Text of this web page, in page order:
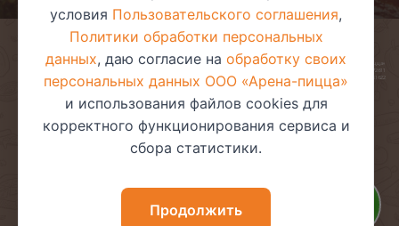
© 2025 ООО «Арена-пицца»
УНП 391272611
Магазин зарегистрирован в торговом реестре 08.05.2017 №381622
Политика видеонаблюдения
Политика в отношении
обработки файлов cookie
условия Пользовательского соглашения,
Политики обработки персональных
данных, даю согласие на обработку своих
персональных данных ООО «Арена-пицца»
и использования файлов cookies для
корректного функционирования сервиса и
сбора статистики.
Продолжить